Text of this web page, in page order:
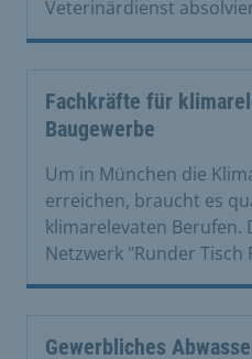
Veterinärdienst
Fachkräfte für
Baugewerbe
Um in München die
erreichen, braucht es
klimarelevaten Berufen.
Netzwerk "Runder Tisch
Gewerbliches